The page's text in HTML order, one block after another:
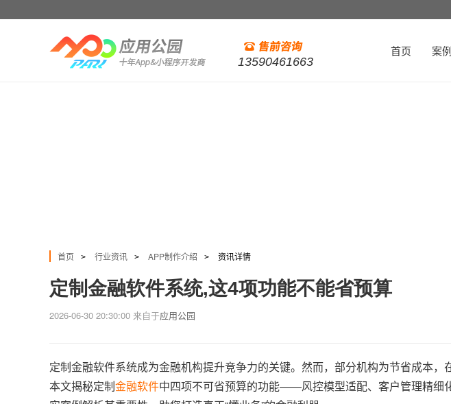
13590461663
首页 案例
首页 > 行业资讯 > APP制作介绍 > 资讯详情
定制金融软件系统,这4项功能不能省预算
2026-06-30 20:30:00 来自于应用公园
定制金融软件系统成为金融机构提升竞争力的关键。然而，部分机构为节省成本，
本文揭秘定制金融软件中四项不可省预算的功能——风控模型适配、客户管理精细